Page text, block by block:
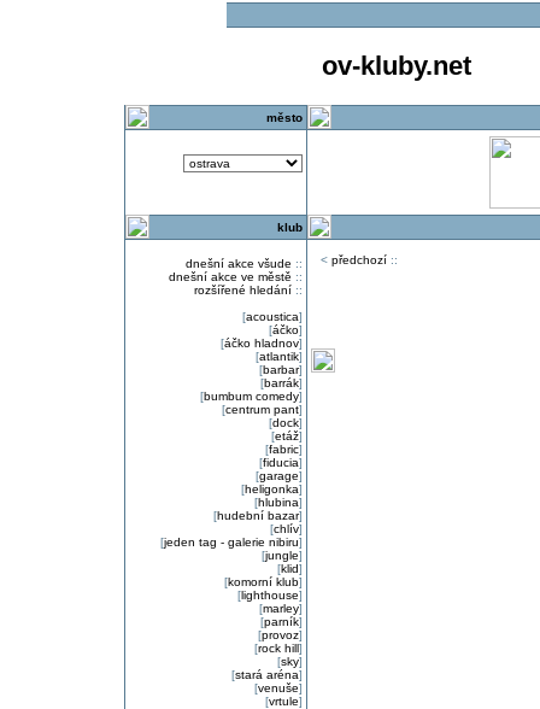
ov-kluby.net
město
klub
dnešní akce všude ::
dnešní akce ve městě ::
rozšířené hledání::
[acoustica]
[áčko]
[áčko hladnov]
[atlantik]
[barbar]
[barrák]
[bumbum comedy]
[centrum pant]
[dock]
[etáž]
[fabric]
[fiducia]
[garage]
[heligonka]
[hlubina]
[hudební bazar]
[chlív]
[jeden tag - galerie nibiru]
[jungle]
[klid]
[komorní klub]
[lighthouse]
[marley]
[parník]
[provoz]
[rock hill]
[sky]
[stará aréna]
[venuše]
[vrtule]
< předchozí::